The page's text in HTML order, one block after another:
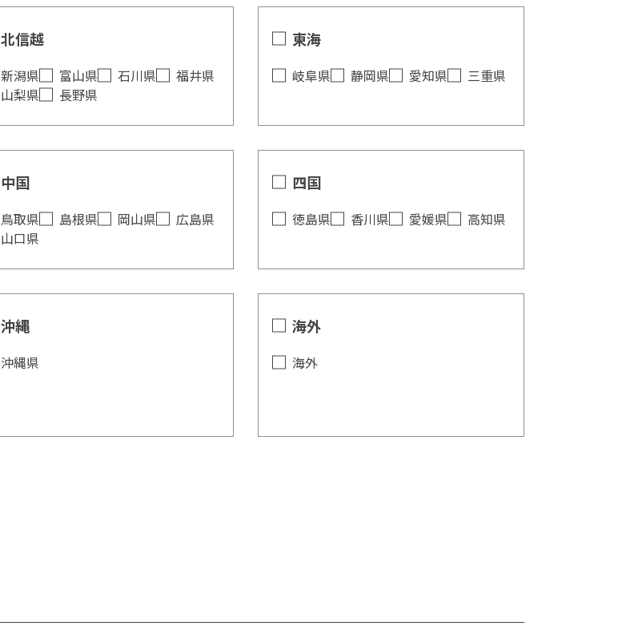
北信越
新潟県 富山県 石川県
福井県
山梨県
長野県
東海
岐阜県 静岡県 愛知県 三重県
中国
鳥取県 島根県 岡山県
広島県
山口県
四国
徳島県 香川県 愛媛県 高知県
沖縄
沖縄県
海外
海外